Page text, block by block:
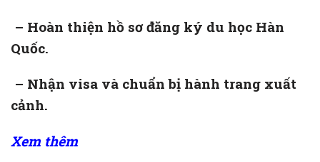
– Hoàn thiện hồ sơ đăng ký du học Hàn
Quốc.
– Nhận visa và chuẩn bị hành trang xuất
cảnh.
Xem thêm